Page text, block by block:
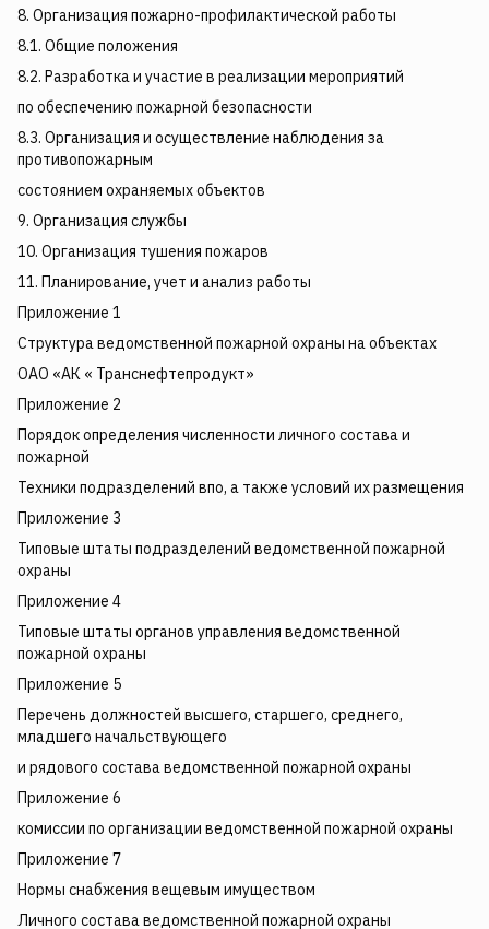
8. Организация пожарно-профилактической работы
8.1. Общие положения
8.2. Разработка и участие в реализации мероприятий
по обеспечению пожарной безопасности
8.3. Организация и осуществление наблюдения за
противопожарным
состоянием охраняемых объектов
9. Организация службы
10. Организация тушения пожаров
11. Планирование, учет и анализ работы
Приложение 1
Структура ведомственной пожарной охраны на объектах
ОАО «АК « Транснефтепродукт»
Приложение 2
Порядок определения численности личного состава и
пожарной
Техники подразделений впо, а также условий их размещения
Приложение 3
Типовые штаты подразделений ведомственной пожарной
охраны
Приложение 4
Типовые штаты органов управления ведомственной
пожарной охраны
Приложение 5
Перечень должностей высшего, старшего, среднего,
младшего начальствующего
и рядового состава ведомственной пожарной охраны
Приложение 6
комиссии по организации ведомственной пожарной охраны
Приложение 7
Нормы снабжения вещевым имуществом
Личного состава ведомственной пожарной охраны